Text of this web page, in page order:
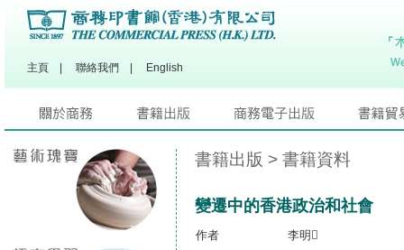
主頁 聯絡我們 English
書籍出版 > 書籍資料
變遷中的香港政治和社會
作者
李明